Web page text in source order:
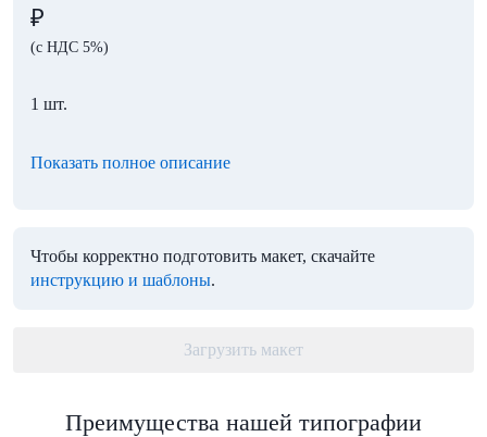
₽
(с НДС 5%)
1 шт.
Показать полное описание
Чтобы корректно подготовить макет, скачайте
инструкцию и шаблоны.
Загрузить макет
Преимущества нашей типографии